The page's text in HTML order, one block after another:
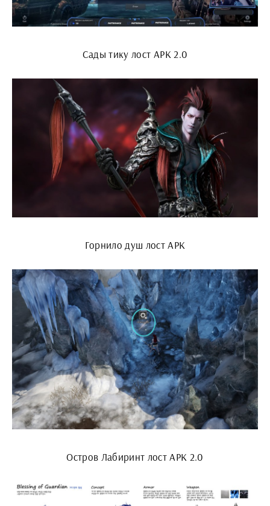
Сады тику лост АРК 2.0
Горнило душ лост АРК
Остров Лабиринт лост АРК 2.0